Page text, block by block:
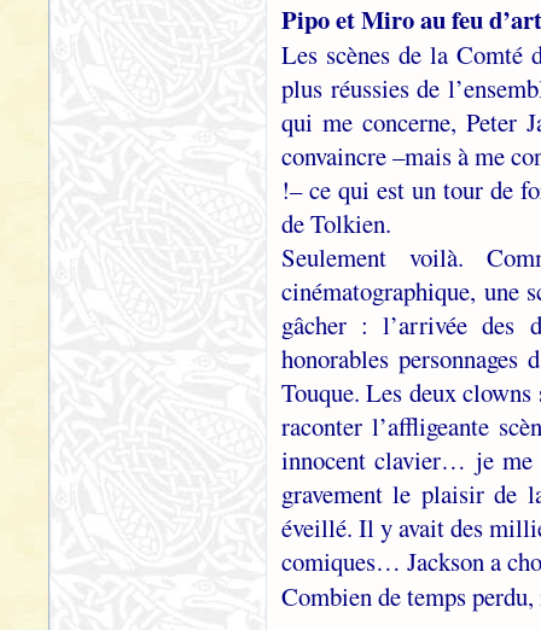
Pipo et Miro au feu
Les scènes de la Comté
plus réussies de
qui me concerne, Peter
convaincre –mais à me
!– ce qui est un tour de
de Tolkien.
Seulement voilà.
cinématographique, une
gâcher : l’arrivée des
honorables
Touque. Les deux
raconter l’affligeante
innocent clavier… je me
gravement le plaisir de
éveillé. Il y avait des
comiques… Jackson a
Combien de temps